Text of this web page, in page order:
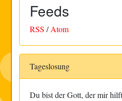
Feeds
RSS /Atom
Tageslosung
Du bist der Gott, der mir